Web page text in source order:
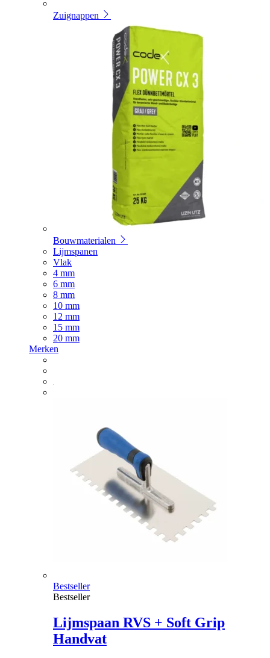
Zuignappen
Bouwmaterialen
Lijmspanen
Vlak
4 mm
6 mm
8 mm
10 mm
12 mm
15 mm
20 mm
Merken
Bestseller
Bestseller
Lijmspaan RVS + Soft Grip
Handvat